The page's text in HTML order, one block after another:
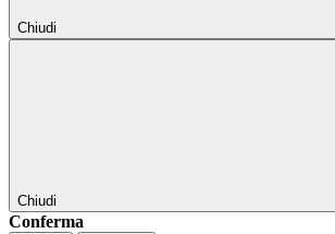
Chiudi
Chiudi
Conferma